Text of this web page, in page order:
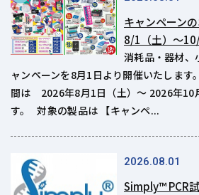
キャンペーン
8/1（土）～10/
消耗品・器材、
ャンペーンを8月1日より開催いたします
間は 2026年8月1日（土）～ 2026年10
す。 対象の製品は 【キャンペ...
2026.08.01
Simply™ PCR